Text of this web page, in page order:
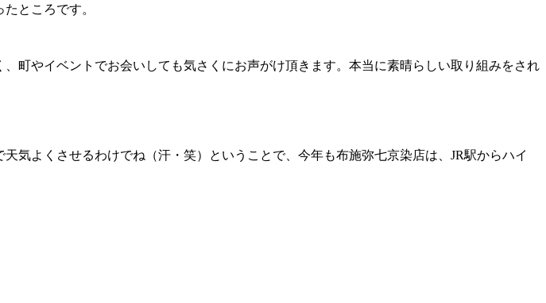
ところです。
町やイベントでお会いしても気さくにお声がけ頂きます。本当に素晴らしい取り組みをされ
気よくさせるわけでね（汗・笑）ということで、今年も布施弥七京染店は、JR駅からハイ